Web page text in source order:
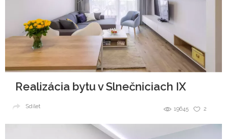
Realizácia bytu v Slnečniciach IX
2
19645
Sdílet